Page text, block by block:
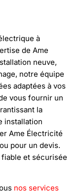
à
de Ame
neuve,
notre équipe
adaptées à vos
vous fournir un
la
installation
Ame Électricité
pour un devis.
et sécurisée
nos services